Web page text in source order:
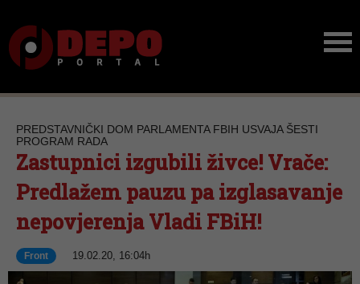
PREDSTAVNIČKI DOM PARLAMENTA FBIH USVAJA ŠESTI
PROGRAM RADA
Zastupnici izgubili živce! Vrače:
Predlažem pauzu pa izglasavanje
nepovjerenja Vladi FBiH!
Front 19.02.20, 16:04h